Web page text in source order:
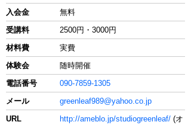
入会金
無料
受講料
2500円・3000円
材料費
実費
体験会
随時開催
電話番号
090-7859-1305
メール
greenleaf989@yahoo.co.jp
URL
http://ameblo.jp/studiogreenleaf/ (オ